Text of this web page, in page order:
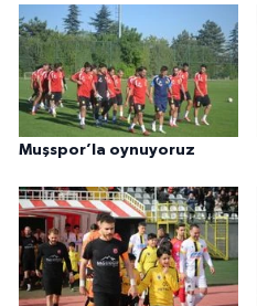
Muşspor’la oynuyoruz